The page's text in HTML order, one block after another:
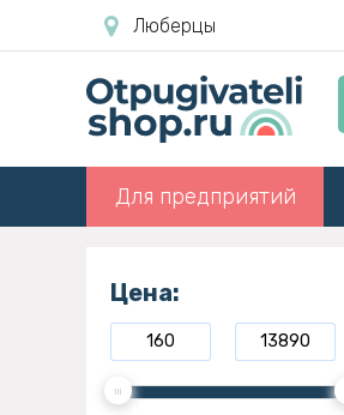
Люберцы
Для предприятий
Цена: